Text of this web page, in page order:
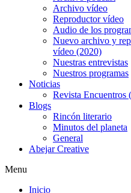
Archivo vídeo
Reproductor vídeo
Audio de los
Nuevo archivo y
vídeo (2020)
Nuestras entrevistas
Nuestros programas
Noticias
Revista Encuentros
Blogs
Rincón literario
Minutos del planeta
General
Abejar Creative
Menu
Inicio